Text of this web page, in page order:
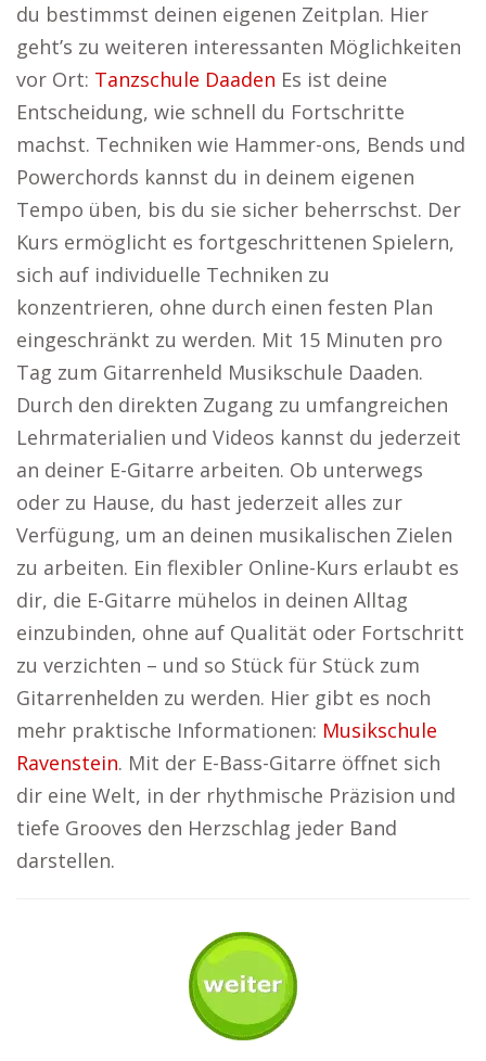
du bestimmst deinen eigenen Zeitplan. Hier
geht’s zu weiteren interessanten Möglichkeiten
vor Ort: Tanzschule Daaden Es ist deine
Entscheidung, wie schnell du Fortschritte
machst. Techniken wie Hammer-ons, Bends und
Powerchords kannst du in deinem eigenen
Tempo üben, bis du sie sicher beherrschst. Der
Kurs ermöglicht es fortgeschrittenen Spielern,
sich auf individuelle Techniken zu
konzentrieren, ohne durch einen festen Plan
eingeschränkt zu werden. Mit 15 Minuten pro
Tag zum Gitarrenheld Musikschule Daaden.
Durch den direkten Zugang zu umfangreichen
Lehrmaterialien und Videos kannst du jederzeit
an deiner E-Gitarre arbeiten. Ob unterwegs
oder zu Hause, du hast jederzeit alles zur
Verfügung, um an deinen musikalischen Zielen
zu arbeiten. Ein flexibler Online-Kurs erlaubt es
dir, die E-Gitarre mühelos in deinen Alltag
einzubinden, ohne auf Qualität oder Fortschritt
zu verzichten – und so Stück für Stück zum
Gitarrenhelden zu werden. Hier gibt es noch
mehr praktische Informationen: Musikschule
Ravenstein. Mit der E-Bass-Gitarre öffnet sich
dir eine Welt, in der rhythmische Präzision und
tiefe Grooves den Herzschlag jeder Band
darstellen.